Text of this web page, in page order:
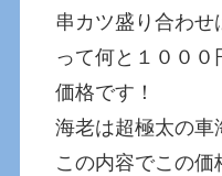
串カツ盛り合わせ
って何と１００
価格です！
海老は超極太の車
この内容でこの価